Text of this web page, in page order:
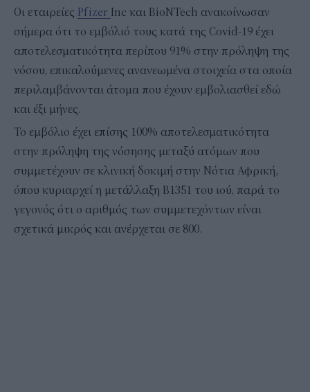
Οι εταιρείες Pfizer Inc και BioNTech ανακοίνωσαν
σήμερα ότι το εμβόλιό τους κατά της Covid-19 έχει
αποτελεσματικότητα περίπου 91% στην πρόληψη της
νόσου, επικαλούμενες ανανεωμένα στοιχεία στα οποία
περιλαμβάνονται άτομα που έχουν εμβολιασθεί εδώ
και έξι μήνες.
Το εμβόλιο έχει επίσης 100% αποτελεσματικότητα
στην πρόληψη της νόσησης μεταξύ ατόμων που
συμμετέχουν σε κλινική δοκιμή στην Νότια Αφρική,
όπου κυριαρχεί η μετάλλαξη B1351 του ιού, παρά το
γεγονός ότι ο αριθμός των συμμετεχόντων είναι
σχετικά μικρός και ανέρχεται σε 800.